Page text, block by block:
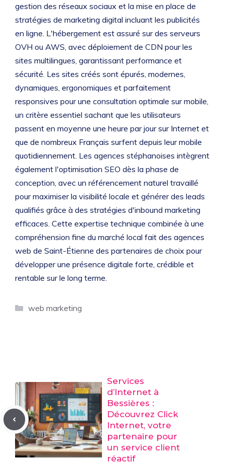
gestion des réseaux sociaux et la mise en place de
stratégies de marketing digital incluant les publicités
en ligne. L'hébergement est assuré sur des serveurs
OVH ou AWS, avec déploiement de CDN pour les
sites multilingues, garantissant performance et
sécurité. Les sites créés sont épurés, modernes,
dynamiques, ergonomiques et parfaitement
responsives pour une consultation optimale sur mobile,
un critère essentiel sachant que les utilisateurs
passent en moyenne une heure par jour sur Internet et
que de nombreux Français surfent depuis leur mobile
quotidiennement. Les agences stéphanoises intègrent
également l'optimisation SEO dès la phase de
conception, avec un référencement naturel travaillé
pour maximiser la visibilité locale et générer des leads
qualifiés grâce à des stratégies d'inbound marketing
efficaces. Cette expertise technique combinée à une
compréhension fine du marché local fait des agences
web de Saint-Étienne des partenaires de choix pour
développer une présence digitale forte, crédible et
rentable sur le long terme.
Catégories
web marketing
Services
d’Internet à
Bessières :
Découvrez Click
Internet, votre
partenaire pour
un service client
réactif